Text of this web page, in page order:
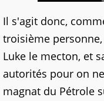
Il s'agit donc,
troisième
Luke le mecton, et
autorités pour on
magnat du Pétrole